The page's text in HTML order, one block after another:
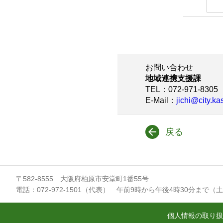
お問い合わせ
地域連携支援課
TEL ：072-971-8305
E-Mail
：
戻る
〒582-8555 大阪府柏原市安堂町1番55号
電話：072-972-1501（代表） 午前9時から午後4時30分まで（
個人情報の取り